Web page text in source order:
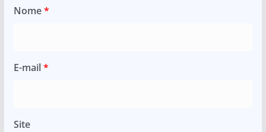
Nome*
E-mail*
Site